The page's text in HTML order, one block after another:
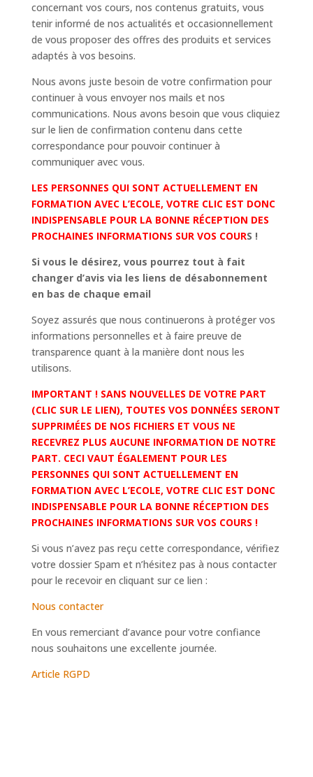
concernant vos cours, nos contenus gratuits, vous
tenir informé de nos actualités et occasionnellement
de vous proposer des offres des produits et services
adaptés à vos besoins.
Nous avons juste besoin de votre confirmation pour
continuer à vous envoyer nos mails et nos
communications. Nous avons besoin que vous cliquiez
sur le lien de confirmation contenu dans cette
correspondance pour pouvoir continuer à
communiquer avec vous.
LES PERSONNES QUI SONT ACTUELLEMENT EN
FORMATION AVEC L’ECOLE, VOTRE CLIC EST DONC
INDISPENSABLE POUR LA BONNE RÉCEPTION DES
PROCHAINES INFORMATIONS SUR VOS COURS !
Si vous le désirez, vous pourrez tout à fait
changer d’avis via les liens de désabonnement
en bas de chaque email
Soyez assurés que nous continuerons à protéger vos
informations personnelles et à faire preuve de
transparence quant à la manière dont nous les
utilisons.
IMPORTANT ! SANS NOUVELLES DE VOTRE PART
(CLIC SUR LE LIEN), TOUTES VOS DONNÉES SERONT
SUPPRIMÉES DE NOS FICHIERS ET VOUS NE
RECEVREZ PLUS AUCUNE INFORMATION DE NOTRE
PART. CECI VAUT ÉGALEMENT POUR LES
PERSONNES QUI SONT ACTUELLEMENT EN
FORMATION AVEC L’ECOLE, VOTRE CLIC EST DONC
INDISPENSABLE POUR LA BONNE RÉCEPTION DES
PROCHAINES INFORMATIONS SUR VOS COURS !
Si vous n’avez pas reçu cette correspondance, vérifiez
votre dossier Spam et n’hésitez pas à nous contacter
pour le recevoir en cliquant sur ce lien :
Nous contacter
En vous remerciant d’avance pour votre confiance
nous souhaitons une excellente journée.
Article RGPD